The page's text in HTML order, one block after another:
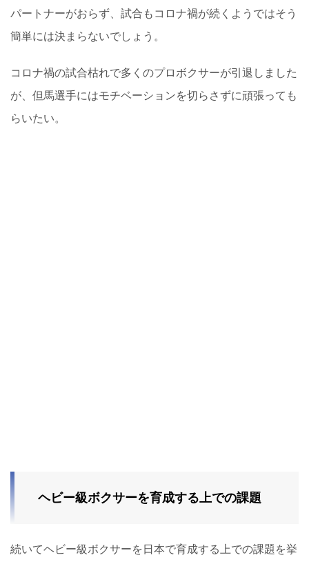
パートナーがおらず、試合もコロナ禍が続くようではそう
簡単には決まらないでしょう。
コロナ禍の試合枯れで多くのプロボクサーが引退しました
が、但馬選手にはモチベーションを切らさずに頑張っても
らいたい。
ヘビー級ボクサーを育成する上での課題
続いてヘビー級ボクサーを日本で育成する上での課題を挙